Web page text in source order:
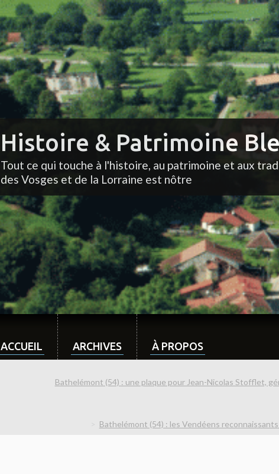
Histoire & Patrimoine
Tout ce qui touche à l'histoire, au patrimoine et aux
des Vosges et de la Lorraine est nôtre
ACCUEIL ARCHIVES À PROPOS
Bathelémont (54) : une plaque pour Jean-Nicolas Stofflet,
Bathelémont (54) : les Vendéens